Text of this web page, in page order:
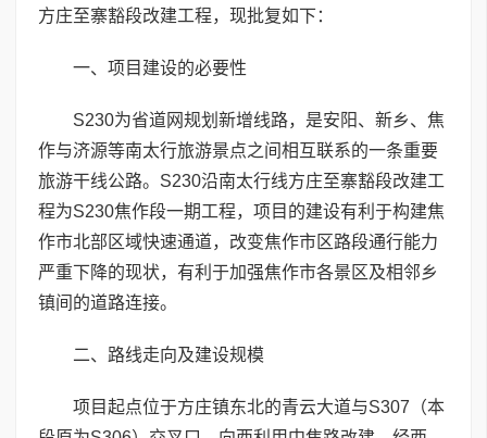
方庄至寨豁段改建工程，现批复如下：
一、项目建设的必要性
S230为省道网规划新增线路，是安阳、新乡、焦
作与济源等南太行旅游景点之间相互联系的一条重要
旅游干线公路。S230沿南太行线方庄至寨豁段改建工
程为S230焦作段一期工程，项目的建设有利于构建焦
作市北部区域快速通道，改变焦作市区路段通行能力
严重下降的现状，有利于加强焦作市各景区及相邻乡
镇间的道路连接。
二、路线走向及建设规模
项目起点位于方庄镇东北的青云大道与S307（本